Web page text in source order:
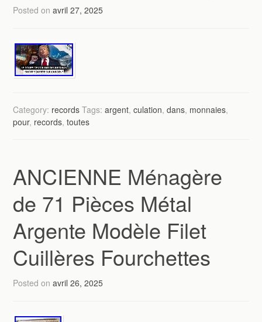
Posted onavril 27, 2025
Category: records Tags:argent,culation,dans, monnaies,
pour, records,toutes
ANCIENNE Ménagère
de 71 Pièces Métal
Argente Modèle Filet
Cuillères Fourchettes
Posted onavril 26, 2025